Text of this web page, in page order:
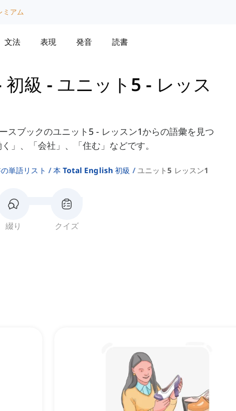
ミアム
文法 表現 発音 読書
級 - ユニット5 - レッス
ブックのユニット5 - レッスン1からの語彙を見つ
」、「会社」、「住む」などです。
単語リスト 本 Total English 初級 ユニット5 レッスン1
綴り クイズ